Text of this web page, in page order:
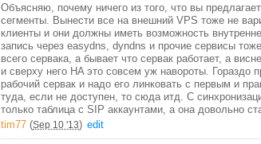
Объясняю, почему ничего из того, что вы
сегменты. Вынести все на внешний VPS тоже не
клиенты и они должны иметь возможность
запись через easydns, dyndns и прочие сервисы
всего сервака, а бывает что сервак работает, а
и сверху него HA это совсем уж навороты. Гораздо
рабочий сервак и надо его линковать с первым и
туда, если не доступен, то сюда итд. С
только таблица с SIP аккаунтами, а она довольно
tim77 (Sep 10 '13) edit